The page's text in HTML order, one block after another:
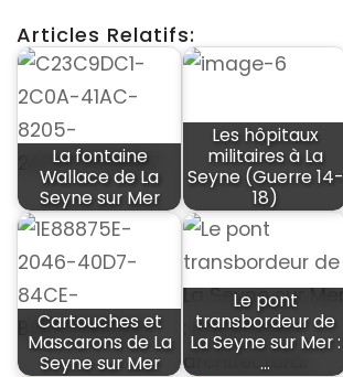
Articles Relatifs:
La fontaine
Wallace de La
Seyne sur Mer
Les hôpitaux
militaires à La
Seyne (Guerre 14-
18)
Cartouches et
Mascarons de La
Seyne sur Mer
Le pont
transbordeur de
La Seyne sur Mer :
…